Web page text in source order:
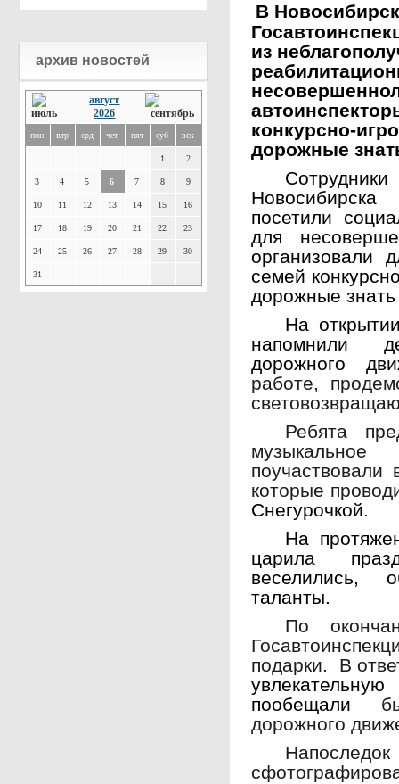
архив новостей
август
2026
пон втр срд чет пят суб вск
1 2
3 4 5 6 7 8 9
10 11 12 13 14 15 16
17 18 19 20 21 22 23
24 25 26 27 28 29 30
31
В
из
конкурсно-
дорожные
посетили
для
организовали
семей
дорожные
На
напомнили
дорожного
работе,
Ребята
которые
Снегурочкой.
На
царила
веселились,
таланты.
По
подарки. В
пообещали
дорожного